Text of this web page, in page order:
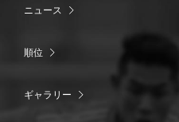
ニュース
順位
ギャラリー